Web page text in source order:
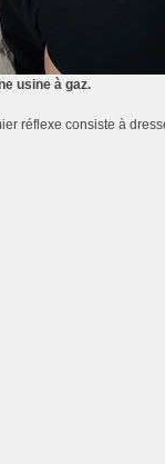
usine à gaz.
réflexe consiste à